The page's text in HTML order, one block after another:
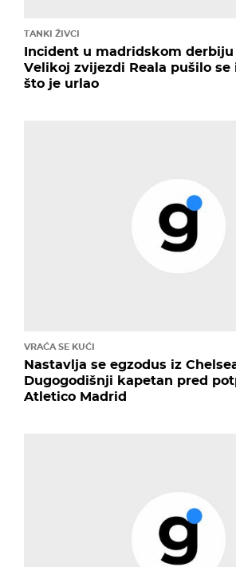
TANKI ŽIVCI
Incident u madridskom
Velikoj zvijezdi Reala pušilo se
što je urlao
VRAĆA SE KUĆI
Nastavlja se egzodus iz
Dugogodišnji kapetan pred
Atletico Madrid